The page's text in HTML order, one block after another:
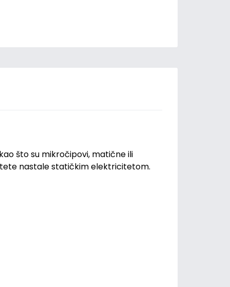
što su mikročipovi, matične ili
nastale statičkim elektricitetom.